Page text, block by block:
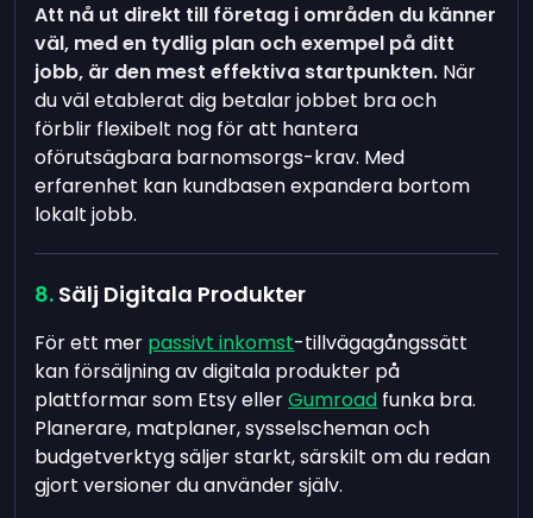
Att nå ut direkt till företag i områden du känner
väl, med en tydlig plan och exempel på ditt
jobb, är den mest effektiva startpunkten. När
du väl etablerat dig betalar jobbet bra och
förblir flexibelt nog för att hantera
oförutsägbara barnomsorgs-krav. Med
erfarenhet kan kundbasen expandera bortom
lokalt jobb.
Sälj Digitala Produkter
För ett mer passivt inkomst-tillvägagångssätt
kan försäljning av digitala produkter på
plattformar som Etsy ellerGumroad funka bra.
Planerare, matplaner, sysselscheman och
budgetverktyg säljer starkt, särskilt om du redan
gjort versioner du använder själv.